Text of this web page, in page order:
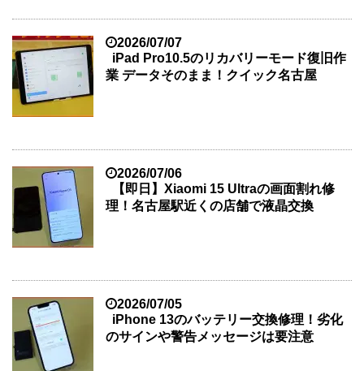
2026/07/07
iPad Pro10.5のリカバリーモード復旧作
業 データそのまま！クイック名古屋
2026/07/06
【即日】Xiaomi 15 Ultraの画面割れ修
理！名古屋駅近くの店舗で液晶交換
2026/07/05
iPhone 13のバッテリー交換修理！劣化
のサインや警告メッセージは要注意